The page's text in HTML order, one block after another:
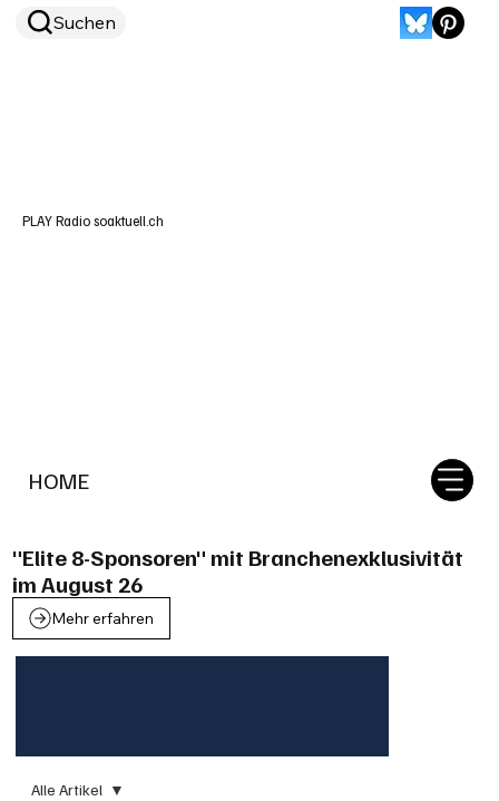
HOME
Suchen
PLAY Radio soaktuell.ch
"Elite 8-Sponsoren" mit Branchenexklusivität
im August 26
Mehr erfahren
Alle Artikel